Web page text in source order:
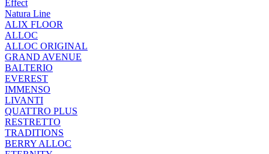
Effect
Natura Line
ALIX FLOOR
ALLOC
ALLOC ORIGINAL
GRAND AVENUE
BALTERIO
EVEREST
IMMENSO
LIVANTI
QUATTRO PLUS
RESTRETTO
TRADITIONS
BERRY ALLOC